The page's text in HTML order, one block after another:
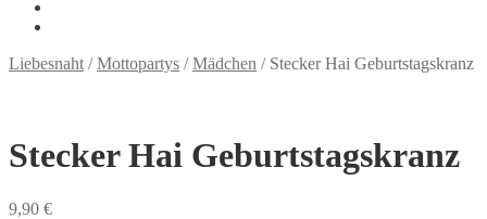
Liebesnaht /Mottopartys /Mädchen / Stecker Hai Geburtstagskranz
Stecker Hai Geburtstagskranz
9,90 €